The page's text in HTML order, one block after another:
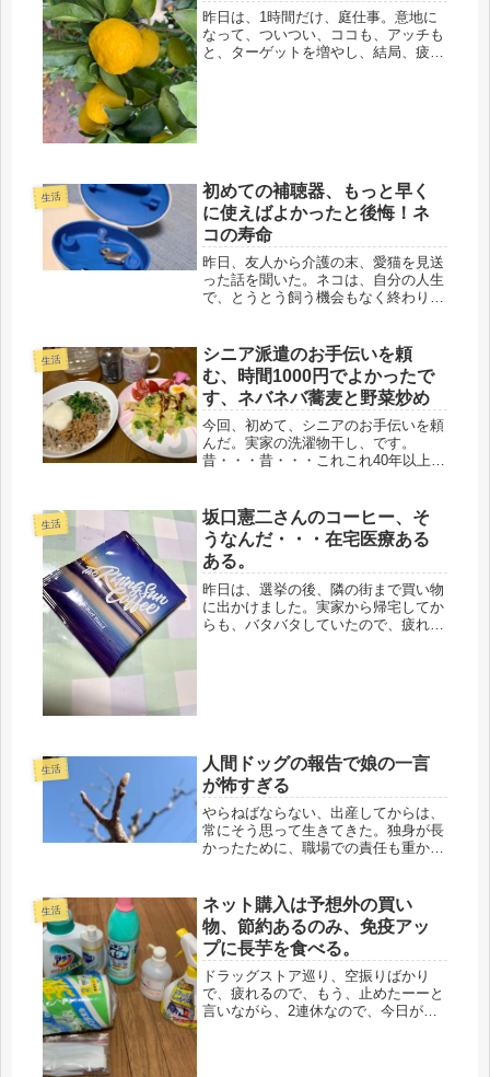
昨日は、1時間だけ、庭仕事。意地に
なって、ついつい、ココも、アッチも
と、ターゲットを増やし、結局、疲れ
生活
初めての補聴器、もっと早く
に使えばよかったと後悔！ネ
コの寿命
昨日、友人から介護の末、愛猫を見送
った話を聞いた。ネコは、自分の人生
で、とうとう飼う機会もなく終わりそ
友人は、過去、大型犬と、ネコ飼で、
その最後のネコを失ったので、喪失感
も...
生活
シニア派遣のお手伝いを頼
む、時間1000円でよかったで
す、ネバネバ蕎麦と野菜炒め
今回、初めて、シニアのお手伝いを頼
んだ。実家の洗濯物干し、です。
昔・・・昔・・・これこれ40年以上使
「ゴミとして出すための移動もしてい
ません」これって、独居の高齢者にと
っては、...
生活
坂口憲二さんのコーヒー、そ
うなんだ・・・在宅医療ある
ある。
昨日は、選挙の後、隣の街まで買い物
に出かけました。実家から帰宅してか
らも、バタバタしていたので、疲れた
生活
人間ドッグの報告で娘の一言
が怖すぎる
やらねばならない、出産してからは、
常にそう思って生きてきた。独身が長
かったために、職場での責任も重かっ
応、終了した。常にやらねばならな
い・・・・でやってきたけど・・・・
なん...
生活
ネット購入は予想外の買い
物、節約あるのみ、免疫アッ
プに長芋を食べる。
ドラッグストア巡り、空振りばかり
で、疲れるので、もう、止めたーーと
言いながら、2連休なので、今日が最